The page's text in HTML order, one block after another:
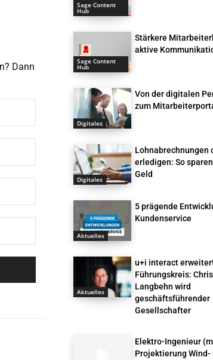
Dann
Sage Content
Hub
Sage Content
Hub
Stärkere
aktive
Digitales
Von der digitalen
zum
Digitales
Lohnabrechnungen
erledigen: So
Geld
Aktuelles
5 prägende
Kundenservice
Aktuelles
u+i interact
Führungskreis:
Langbehn wird
geschäftsführender
Gesellschafter
Elektro-Ingenieur
Projektierung Wind-